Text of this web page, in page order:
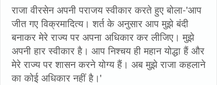
राजा वीरसेन अपनी पराजय स्वीकार करते हुए बोला-'आप
जीत गए विक्रमादित्य। शर्त के अनुसार आप मुझे बंदी
बनाकर मेरे राज्य पर अपना अधिकार कर लीजिए। मुझे
अपनी हार स्वीकार है। आप निश्चय ही महान योद्धा हैं और
मेरे राज्य पर शासन करने योग्य हैं। अब मुझे राजा कहलाने
का कोई अधिकार नहीं है।'